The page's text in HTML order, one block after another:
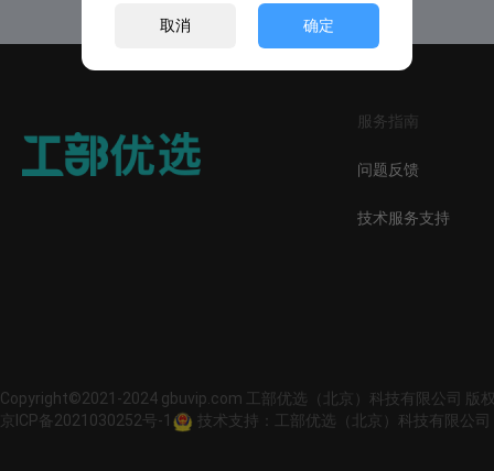
服务指南
问题反馈
技术服务支持
Copyright©2021-2024 gbuvip.com 工部优选（北京）科技有限公司 版
京ICP备2021030252号-1
技术支持：工部优选（北京）科技有限公司
取消 确定